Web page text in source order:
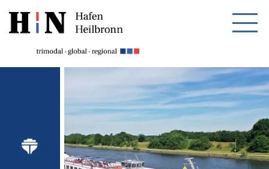
PARTNER